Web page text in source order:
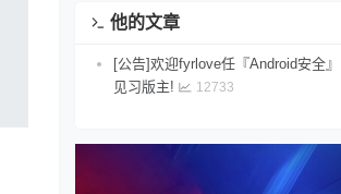
他的文章
[公告]欢迎fyrlove任『Android安全』
见习版主!
12733